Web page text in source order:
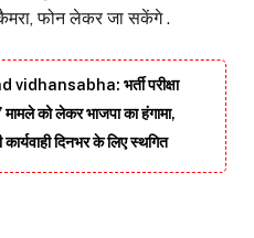
फोन लेकर जा सकेंगे .
भर्ती परीक्षा
मामले को लेकर भाजपा का हंगामा,
कार्यवाही दिनभर के लिए स्थगित